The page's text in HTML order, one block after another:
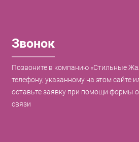
Звонок
Позвоните в компанию «Стильные
телефону, указанному на этом сайте
оставьте заявку при помощи формы
связи